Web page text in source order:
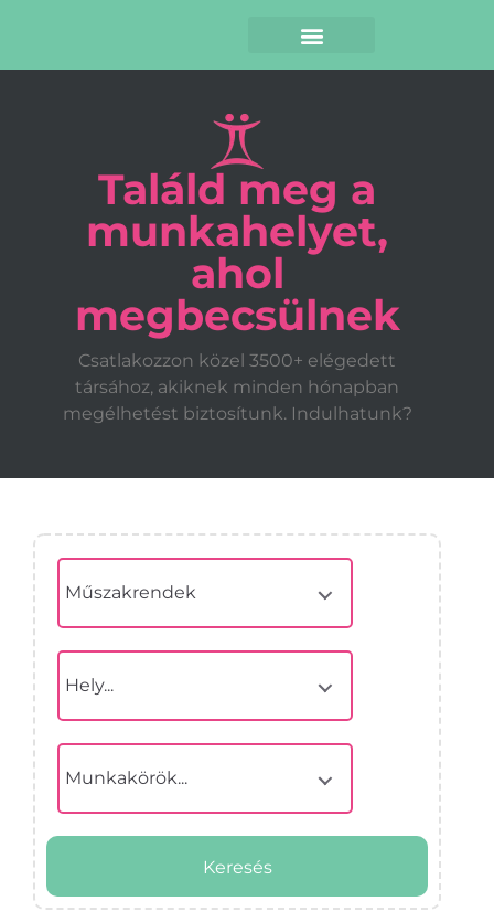
Találd meg a
munkahelyet,
ahol
megbecsülnek
Csatlakozzon közel 3500+ elégedett
társához, akiknek minden hónapban
megélhetést biztosítunk. Indulhatunk?
Műszakrendek
Hely...
Munkakörök...
Keresés